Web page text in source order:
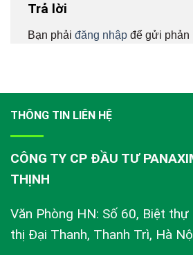
Trả lời
Bạn phải đăng nhập để gửi phản
THÔNG TIN LIÊN HỆ
CÔNG TY CP ĐẦU TƯ
THỊNH
Văn Phòng HN: Số 60, Biệt thự
thị Đại Thanh, Thanh Trì, Hà